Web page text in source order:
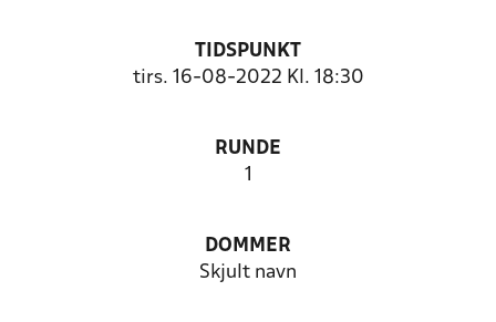
TIDSPUNKT
tirs. 16-08-2022 Kl. 18:30
RUNDE
1
DOMMER
Skjult navn